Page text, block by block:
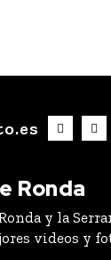
Ronda
y la
videos y